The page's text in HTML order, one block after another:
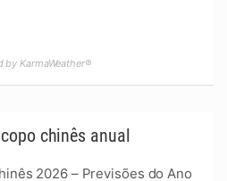
chinês anual
2026 – Previsões do Ano
by KarmaWeather®